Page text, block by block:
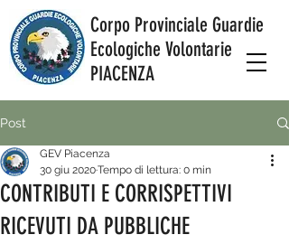
Corpo Provinciale Guardie
Ecologiche Volontarie
PIACENZA
Post
CONTRIBUTI E CORRISPETTIVI
RICEVUTI DA PUBBLICHE
GEV Piacenza
30 giu 2020Tempo di lettura: 0 min